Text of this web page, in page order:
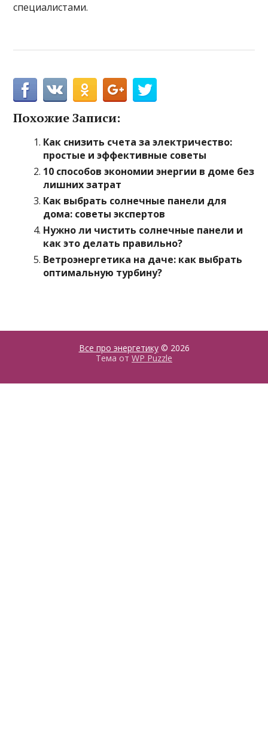
специалистами.
Похожие Записи:
Как снизить счета за электричество:
простые и эффективные советы
10 способов экономии энергии в доме без
лишних затрат
Как выбрать солнечные панели для
дома: советы экспертов
Нужно ли чистить солнечные панели и
как это делать правильно?
Ветроэнергетика на даче: как выбрать
оптимальную турбину?
Все про энергетику© 2026
Тема от WP Puzzle